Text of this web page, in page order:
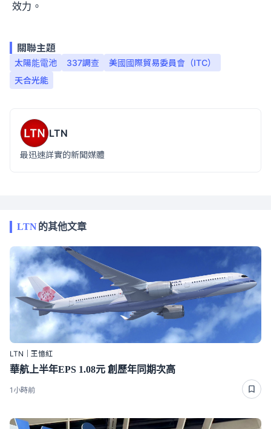
效力。
關聯主題
太陽能電池 337調查
美國國際貿易委員會（ITC）
天合光能
LTN
最迅速詳實的新聞媒體
LTN的其他文章
LTN｜王憶紅
華航上半年EPS 1.08元 創歷年同期次高
1小時前